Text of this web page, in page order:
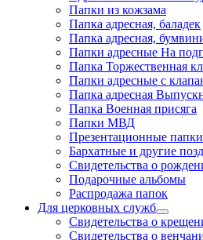
Папки из кожзама
Папка адресная, баладек
Папка адресная,
Папки адресные На
Папка Торжественная
Папки адресные с
Папка адресная
Папка Военная присяга
Папки МВД
Презентационные
Бархатные и другие
Свидетельства о
Подарочные альбомы
Распродажа папок
Для церковных служб
Свидетельства о
Свидетельства о